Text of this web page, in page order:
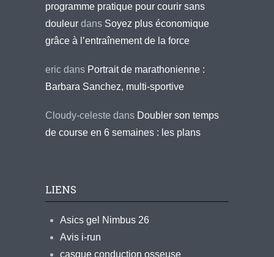
programme pratique pour courir sans
douleur dans Soyez plus économique
grâce à l’entraînement de la force
eric dans Portrait de marathonienne :
Barbara Sanchez, multi-sportive
Cloudy-celeste dans Doubler son temps
de course en 6 semaines : les plans
LIENS
Asics gel Nimbus 26
Avis i-run
casque conduction osseuse